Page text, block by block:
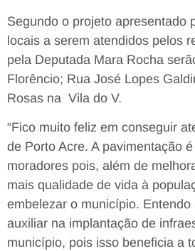
Segundo o projeto apresentado
locais a serem atendidos pelos
pela Deputada Mara Rocha
Florêncio; Rua José Lopes
Rosas na Vila do V.
“Fico muito feliz em conseguir
de Porto Acre. A pavimentação
moradores pois, além de
mais qualidade de vida à
embelezar o município. Entendo
auxiliar na implantação de
município, pois isso beneficia a